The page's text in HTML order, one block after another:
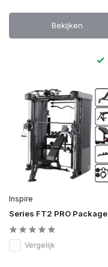
Bekijken
Inspire
Series FT2 PRO Package
Vergelijk